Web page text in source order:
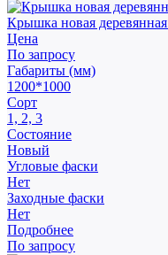
Крышка новая
Цена
По запросу
Габариты (мм)
1200*1000
Сорт
1, 2, 3
Состояние
Новый
Угловые фаски
Нет
Заходные фаски
Нет
Подробнее
По запросу